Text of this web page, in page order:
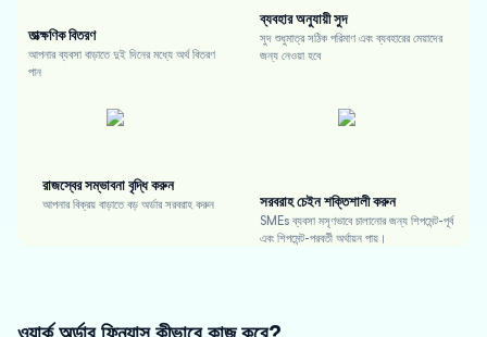
তাত্ক্ষণিক বিতরণ
আপনার ব্যবসা বাড়াতে দুই দিনের মধ্যে অর্থ বিতরণ
পান
ব্যবহার অনুযায়ী সুদ
সুদ শুধুমাত্র সঠিক পরিমাণ এবং ব্যবহারের মেয়াদের
জন্য নেওয়া হবে
রাজস্বের সম্ভাবনা বৃদ্ধি করুন
আপনার বিক্রয় বাড়াতে বড় অর্ডার সরবরাহ করুন সরবরাহ চেইন শক্তিশালী করুন
SMEs ব্যবসা মসৃণভাবে চালানোর জন্য শিপমেন্ট-পূর্ব
এবং শিপমেন্ট-পরবর্তী অর্থায়ন পায়।